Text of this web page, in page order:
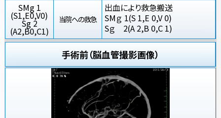
SMg 1
(S1,E0,V0)
Sg 2
(A2,B0,C1)
当院への救急
出血により救急搬送
SMｇ 1(S 1,E 0,V 0)
Sｇ 2(A 2,B 0,C 1)
手術前（脳血管撮影画像）